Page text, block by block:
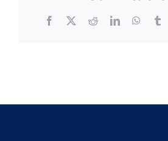
Facebook
X RedditLinkedIn